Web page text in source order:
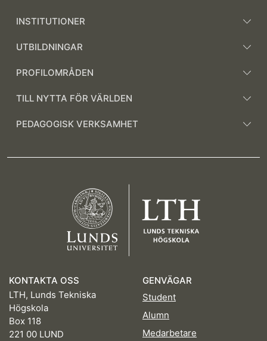
INSTITUTIONER
UTBILDNINGAR
PROFILOMRÅDEN
TILL NYTTA FÖR VÄRLDEN
PEDAGOGISK VERKSAMHET
KONTAKTA OSS
LTH, Lunds Tekniska
Högskola
Box 118
221 00 LUND
GENVÄGAR
Student
Alumn
Medarbetare